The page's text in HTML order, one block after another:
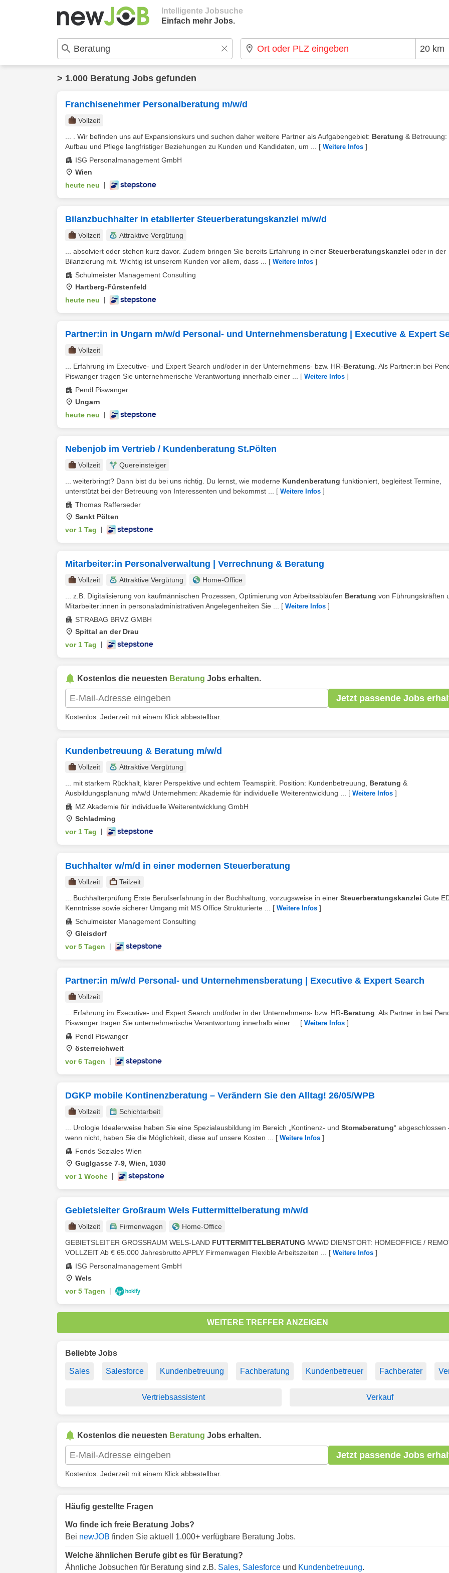
Intelligente Jobsuche
Einfach mehr Jobs.
> 1.000 Beratung Jobs gefunden
Franchisenehmer Personalberatung m/w/d
Vollzeit
... . Wir befinden uns auf Expansionskurs und suchen daher weitere Partner als Aufgabengebiet: Beratung & Betreuung:
Aufbau und Pflege langfristiger Beziehungen zu Kunden und Kandidaten, um ...
[ Weitere Infos ]
ISG Personalmanagement GmbH
Wien
heute neu
Bilanzbuchhalter in etablierter Steuerberatungskanzlei m/w/d
Vollzeit
Attraktive Vergütung
... absolviert oder stehen kurz davor. Zudem bringen Sie bereits Erfahrung in einer Steuerberatungskanzlei oder in der
Bilanzierung mit. Wichtig ist unserem Kunden vor allem, dass ...
[ Weitere Infos ]
Schulmeister Management Consulting
Hartberg-Fürstenfeld
heute neu
Partner:in in Ungarn m/w/d Personal- und Unternehmensberatung | Executive & Expert
Vollzeit
... Erfahrung im Executive- und Expert Search und/oder in der Unternehmens- bzw. HR-Beratung . Als Partner:in bei
Piswanger tragen Sie unternehmerische Verantwortung innerhalb einer ...
[ Weitere Infos ]
Pendl Piswanger
Ungarn
heute neu
Nebenjob im Vertrieb / Kundenberatung St.Pölten
Vollzeit
Quereinsteiger
... weiterbringt? Dann bist du bei uns richtig. Du lernst, wie moderne Kundenberatung funktioniert, begleitest Termine,
unterstützt bei der Betreuung von Interessenten und bekommst ...
[ Weitere Infos ]
Thomas Rafferseder
Sankt Pölten
vor 1 Tag
Mitarbeiter:in Personalverwaltung | Verrechnung & Beratung
Vollzeit Attraktive Vergütung
Home-Office
... z.B. Digitalisierung von kaufmännischen Prozessen, Optimierung von Arbeitsabläufen Beratung von Führungskräften
Mitarbeiter:innen in personaladministrativen Angelegenheiten Sie ...
[ Weitere Infos ]
STRABAG BRVZ GMBH
Spittal an der Drau
vor 1 Tag
Kostenlos die neuesten Beratung Jobs erhalten.
Jetzt passende Jobs
Kostenlos. Jederzeit mit einem Klick abbestellbar.
Kundenbetreuung & Beratung m/w/d
Vollzeit
Attraktive Vergütung
... mit starkem Rückhalt, klarer Perspektive und echtem Teamspirit. Position: Kundenbetreuung, Beratung &
Ausbildungsplanung m/w/d Unternehmen: Akademie für individuelle Weiterentwicklung ...
[ Weitere Infos ]
MZ Akademie für individuelle Weiterentwicklung GmbH
Schladming
vor 1 Tag
Buchhalter w/m/d in einer modernen Steuerberatung
Vollzeit
Teilzeit
... Buchhalterprüfung Erste Berufserfahrung in der Buchhaltung, vorzugsweise in einer Steuerberatungskanzlei Gute
Kenntnisse sowie sicherer Umgang mit MS Office Strukturierte ...
[ Weitere Infos ]
Schulmeister Management Consulting
Gleisdorf
vor 5 Tagen
Partner:in m/w/d Personal- und Unternehmensberatung | Executive & Expert Search
Vollzeit
... Erfahrung im Executive- und Expert Search und/oder in der Unternehmens- bzw. HR-Beratung . Als Partner:in bei
Piswanger tragen Sie unternehmerische Verantwortung innerhalb einer ...
[ Weitere Infos ]
Pendl Piswanger
österreichweit
vor 6 Tagen
DGKP mobile Kontinenzberatung – Verändern Sie den Alltag! 26/05/WPB
Vollzeit
Schichtarbeit
... Urologie Idealerweise haben Sie eine Spezialausbildung im Bereich „Kontinenz- und Stomaberatung“ abgeschlossen
wenn nicht, haben Sie die Möglichkeit, diese auf unsere Kosten ...
[ Weitere Infos ]
Fonds Soziales Wien
Guglgasse 7-9, Wien, 1030
vor 1 Woche
Gebietsleiter Großraum Wels Futtermittelberatung m/w/d
Vollzeit Firmenwagen
Home-Office
GEBIETSLEITER GROSSRAUM WELS-LAND FUTTERMITTELBERATUNG M/W/D DIENSTORT: HOMEOFFICE /
VOLLZEIT Ab € 65.000 Jahresbrutto APPLY Firmenwagen Flexible Arbeitszeiten ...
[ Weitere Infos ]
ISG Personalmanagement GmbH
Wels
vor 5 Tagen
WEITERE TREFFER ANZEIGEN
Beliebte Jobs
Sales Salesforce Kundenbetreuung Fachberatung Kundenbetreuer Fachberater
Vertriebsassistent Verkauf
Kostenlos die neuesten Beratung Jobs erhalten.
Jetzt passende Jobs
Kostenlos. Jederzeit mit einem Klick abbestellbar.
Häufig gestellte Fragen
Wo finde ich freie Beratung Jobs?
Bei newJOB finden Sie aktuell 1.000+ verfügbare Beratung Jobs.
Welche ähnlichen Berufe gibt es für Beratung?
Ähnliche Jobsuchen für Beratung sind z.B. Sales, Salesforce und Kundenbetreuung.